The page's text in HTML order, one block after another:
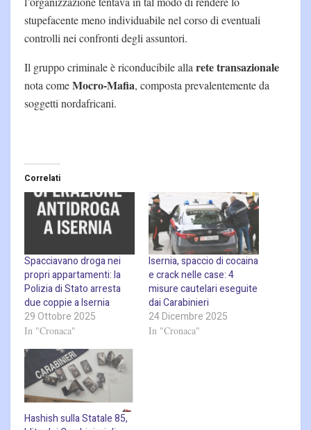
stupefacente meno individuabile nel corso di eventuali
controlli nei confronti degli assuntori.
Il gruppo criminale è riconducibile alla rete transazionale
nota comeMocro-Mafia, composta prevalentemente da
soggetti nordafricani.
Correlati
Spacciavano droga nei
propri appartamenti: la
Polizia di Stato arresta
due coppie a Isernia
29 Ottobre 2025
In "Cronaca"
Isernia, spaccio di cocaina
e crack nelle case: 4
misure cautelari eseguite
dai Carabinieri
24 Dicembre 2025
In "Cronaca"
Hashish sulla Statale 85,